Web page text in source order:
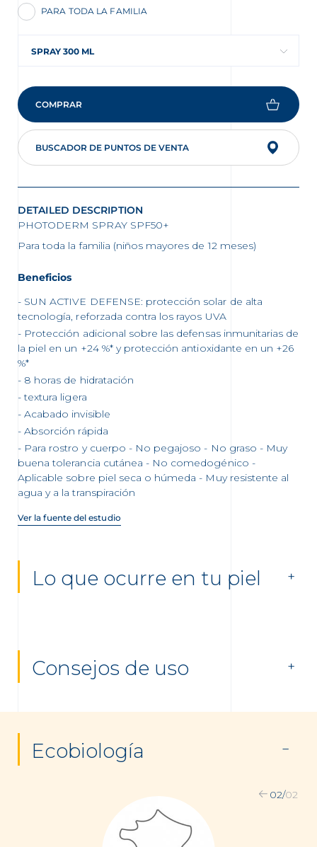
PARA TODA LA FAMILIA
SPRAY 300 ML
COMPRAR
BUSCADOR DE PUNTOS DE VENTA
DETAILED DESCRIPTION
PHOTODERM SPRAY SPF50+
Para toda la familia (niños mayores de 12 meses)
Beneficios
SUN ACTIVE DEFENSE: protección solar de alta
tecnología, reforzada contra los rayos UVA
Protección adicional sobre las defensas inmunitarias de
la piel en un +24 %* y protección antioxidante en un +26
%*
8 horas de hidratación
textura ligera
Acabado invisible
Absorción rápida
Para rostro y cuerpo - No pegajoso - No graso - Muy
buena tolerancia cutánea - No comedogénico -
Aplicable sobre piel seca o húmeda - Muy resistente al
agua y a la transpiración
Ver la fuente del estudio
Lo que ocurre en tu piel
Consejos de uso
Ecobiología
02/02